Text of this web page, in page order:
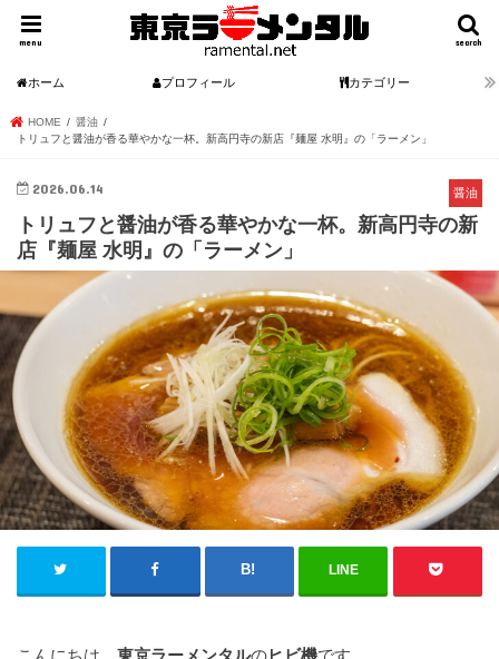
search
menu
ホーム プロフィール カテゴリー
HOME
醤油
トリュフと醤油が香る華やかな一杯。新高円寺の新店『麺屋 水明』の「ラーメン」
醤油
2026.06.14
トリュフと醤油が香る華やかな一杯。新高円寺の新
店『麺屋 水明』の「ラーメン」
LINE